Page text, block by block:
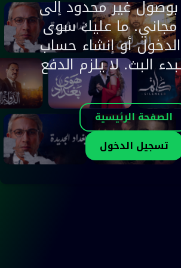
غير محدود إلى
ما عليك سوى
أو إنشاء حساب
البث. لا يلزم الدفع
الصفحة الرئيسية
تسجيل الدخول